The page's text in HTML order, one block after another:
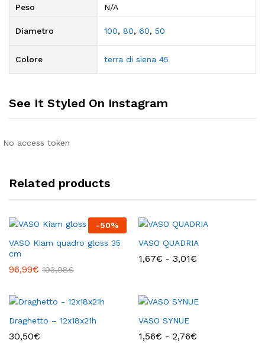
Peso N/A
Diametro 100, 80, 60, 50
Colore terra di siena 45
See It Styled On Instagram
No access token
Related products
-50%
VASO Kiam quadro gloss 35
cm
96,99€ 193,98€
VASO QUADRIA
1,67€ - 3,01€
a
Draghetto – 12x18x21h
30,50€
VASO SYNUE
1,56€ - 2,76€